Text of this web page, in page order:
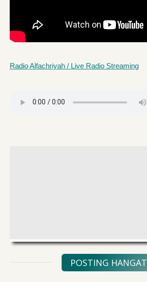
Radio Alfachriyah / Live Radio Streaming
POSTING HANGAT